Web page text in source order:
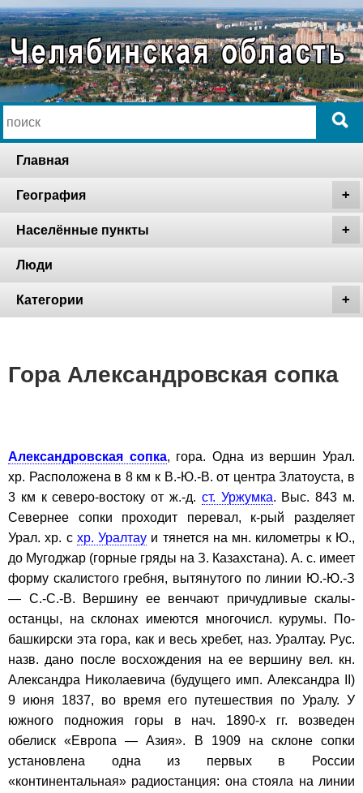
Главная
География
Населённые пункты
Люди
Категории
Гора Александровская сопка
Александровская сопка, гора. Одна из вершин Урал.
хр. Расположена в 8 км к В.-Ю.-В. от центра Златоуста, в
3 км к северо-востоку от ж.-д. ст. Уржумка. Выс. 843 м.
Севернее сопки проходит перевал, к-рый разделяет
Урал. хр. с хр. Уралтау и тянется на мн. километры к Ю.,
до Мугоджар (горные гряды на З. Казахстана). А. с. имеет
форму скалистого гребня, вытянутого по линии Ю.-Ю.-З
— С.-С.-В. Вершину ее венчают причудливые скалы-
останцы, на склонах имеются многочисл. курумы. По-
башкирски эта гора, как и весь хребет, наз. Уралтау. Рус.
назв. дано после восхождения на ее вершину вел. кн.
Александра Николаевича (будущего имп. Александра II)
9 июня 1837, во время его путешествия по Уралу. У
южного подножия горы в нач. 1890-х гг. возведен
обелиск «Европа — Азия». В 1909 на склоне сопки
установлена одна из первых в России
«континентальная» радиостанция: она стояла на линии